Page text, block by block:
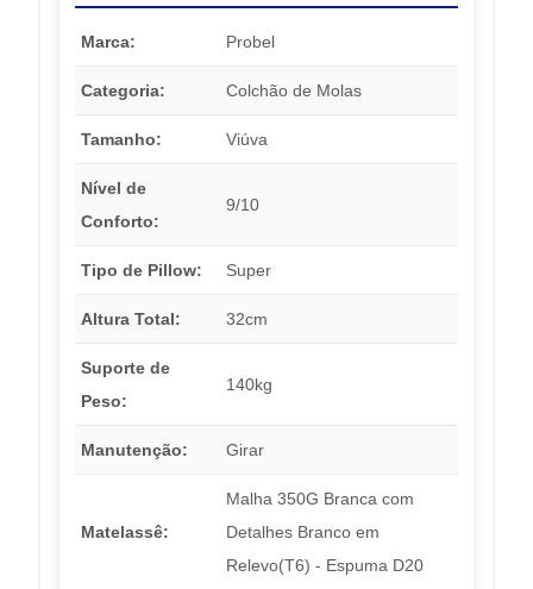
Marca: Probel
Categoria: Colchão de Molas
Tamanho: Viúva
Nível de
Conforto:
9/10
Tipo de Pillow: Super
Altura Total: 32cm
Suporte de
Peso:
140kg
Manutenção: Girar
Matelassê:
Malha 350G Branca com
Detalhes Branco em
Relevo(T6) - Espuma D20